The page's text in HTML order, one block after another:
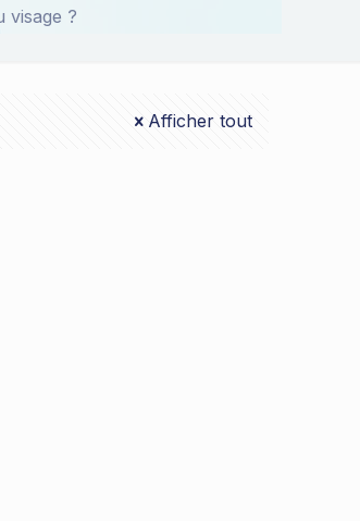
visage ?
Afficher tout